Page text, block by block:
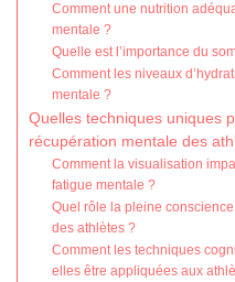
Comment une nutrition
mentale ?
Quelle est l’importance du
Comment les niveaux
mentale ?
Quelles techniques uniques
récupération mentale des
Comment la visualisation
fatigue mentale ?
Quel rôle la pleine
des athlètes ?
Comment les techniques
elles être appliquées aux